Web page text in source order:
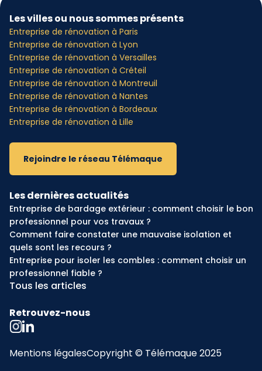
Rejoindre le réseau Télémaque
Retrouvez-nous
Mentions légalesCopyright © Télémaque 2025
Les dernières actualités
Entreprise de bardage extérieur : comment choisir le bon
professionnel pour vos travaux ?
Comment faire constater une mauvaise isolation et
quels sont les recours ?
Entreprise pour isoler les combles : comment choisir un
professionnel fiable ?
Tous les articles
Les villes ou nous sommes présents
Entreprise de rénovation à Paris
Entreprise de rénovation à Lyon
Entreprise de rénovation à Versailles
Entreprise de rénovation à Créteil
Entreprise de rénovation à Montreuil
Entreprise de rénovation à Nantes
Entreprise de rénovation à Bordeaux
Entreprise de rénovation à Lille